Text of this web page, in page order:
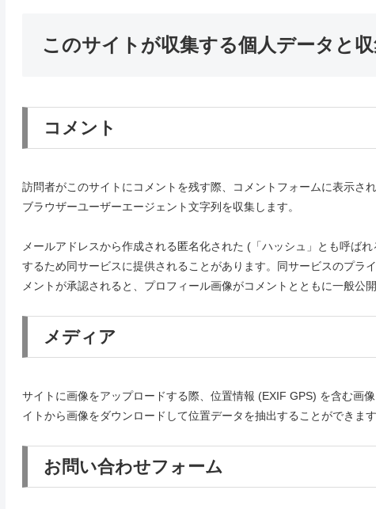
このサイトが収集する個人データと
コメント
訪問者がこのサイトにコメントを残す際、コメントフォームに表示さ
ブラウザーユーザーエージェント文字列を収集します。
メールアドレスから作成される匿名化された (「ハッシュ」とも呼ば
するため同サービスに提供されることがあります。同サービスのプ
メントが承認されると、プロフィール画像がコメントとともに一般公開
メディア
サイトに画像をアップロードする際、位置情報 (EXIF GPS) を含む画
イトから画像をダウンロードして位置データを抽出することができます
お問い合わせフォーム